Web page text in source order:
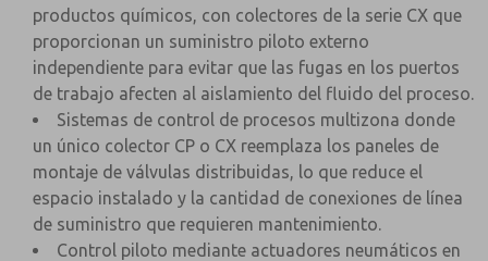
productos químicos, con colectores de la serie CX que
proporcionan un suministro piloto externo
independiente para evitar que las fugas en los puertos
de trabajo afecten al aislamiento del fluido del proceso.
Sistemas de control de procesos multizona donde
un único colector CP o CX reemplaza los paneles de
montaje de válvulas distribuidas, lo que reduce el
espacio instalado y la cantidad de conexiones de línea
de suministro que requieren mantenimiento.
Control piloto mediante actuadores neumáticos en